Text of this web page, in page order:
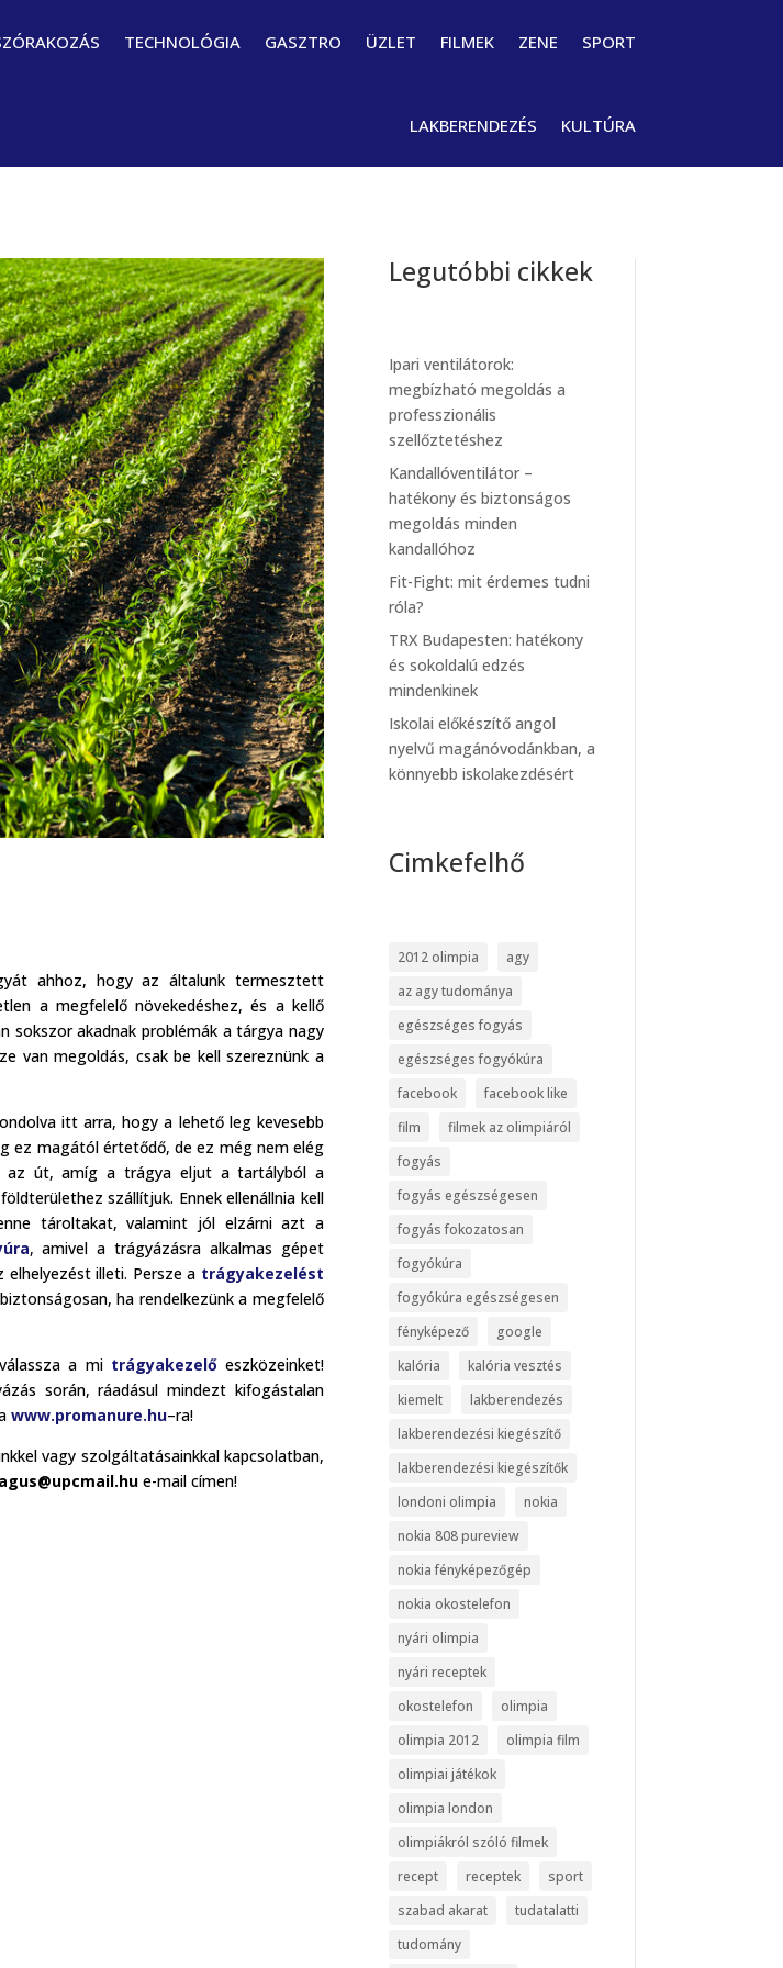
TECHNOLÓGIA GASZTRO ÜZLET FILMEK ZENE SPORT
LAKBERENDEZÉS KULTÚRA
ahhoz, hogy az általunk termesztett
a megfelelő növekedéshez, és a kellő
sokszor akadnak problémák a tárgya nagy
van megoldás, csak be kell szereznünk a
itt arra, hogy a lehető leg kevesebb
ez magától értetődő, de ez még nem elég
az út, amíg a trágya eljut a tartályból a
szállítjuk. Ennek ellenállnia kell
tároltakat, valamint jól elzárni azt a
, amivel a trágyázásra alkalmas gépet
illeti. Persze a trágyakezelést
ha rendelkezünk a megfelelő
a mi trágyakezelőeszközeinket!
során, ráadásul mindezt kifogástalan
www.promanure.hu–ra!
vagy szolgáltatásainkkal kapcsolatban,
e-mail címen!
Legutóbbi cikkek
Ipari ventilátorok:
megbízható megoldás a
professzionális
szellőztetéshez
Kandallóventilátor –
hatékony és biztonságos
megoldás minden
kandallóhoz
Fit-Fight: mit érdemes tudni
róla?
TRX Budapesten: hatékony
és sokoldalú edzés
mindenkinek
Iskolai előkészítő angol
nyelvű magánóvodánkban, a
könnyebb iskolakezdésért
Cimkefelhő
2012 olimpia
agy
az agy tudománya
egészséges fogyás
egészséges fogyókúra
facebook
facebook like
film
filmek az olimpiáról
fogyás
fogyás egészségesen
fogyás fokozatosan
fogyókúra
fogyókúra egészségesen
fényképező
google
kalória
kalória vesztés
kiemelt
lakberendezés
lakberendezési kiegészítő
lakberendezési kiegészítők
londoni olimpia
nokia
nokia 808 pureview
nokia fényképezőgép
nokia okostelefon
nyári olimpia
nyári receptek
okostelefon
olimpia
olimpia 2012
olimpia film
olimpiai játékok
olimpia london
olimpiákról szóló filmek
recept
receptek
sport
szabad akarat
tudatalatti
tudomány